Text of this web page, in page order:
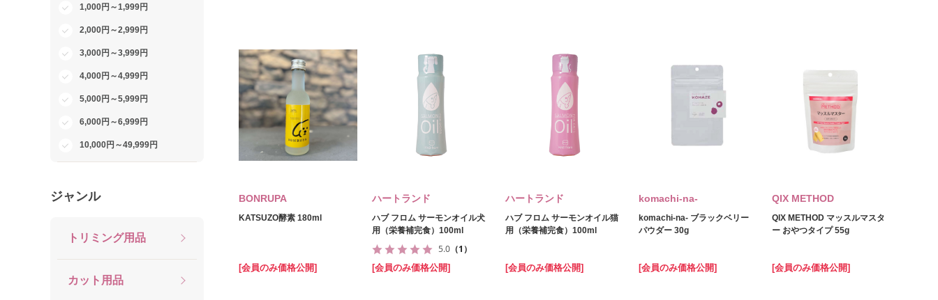
FLF
サンユー研究所
日本生菌研究所
ノラ・コーポレーション
KPS
1,000円～1,999円
2,000円～2,999円
3,000円～3,999円
4,000円～4,999円
5,000円～5,999円
6,000円～6,999円
10,000円～49,999円
ジャンル
トリミング用品
カット用品
BONRUPA
KATSUZO酵素 180ml
[会員のみ価格公開]
ハートランド
ハブ フロム サーモンオイル犬
用（栄養補完食）100ml
5.0 （1）
[会員のみ価格公開]
ハートランド
ハブ フロム サーモンオイル猫
用（栄養補完食）100ml
[会員のみ価格公開]
komachi‐na‐
komachi‐na‐ ブラックベリー
パウダー 30g
[会員のみ価格公開]
QIX METHOD
QIX METHOD マッスルマスタ
ー おやつタイプ 55g
[会員のみ価格公開]